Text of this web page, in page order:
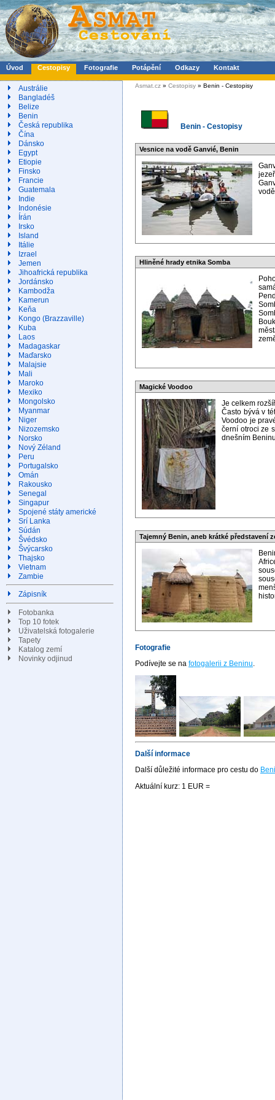
Úvod Cestopisy Fotografie Potápění Odkazy Kontakt
Austrálie
Bangladéš
Belize
Benin
Česká republika
Čína
Dánsko
Egypt
Etiopie
Finsko
Francie
Guatemala
Indie
Indonésie
Írán
Irsko
Island
Itálie
Izrael
Jemen
Jihoafrická republika
Jordánsko
Kambodža
Kamerun
Keňa
Kongo (Brazzaville)
Kuba
Laos
Madagaskar
Maďarsko
Malajsie
Mali
Maroko
Mexiko
Mongolsko
Myanmar
Niger
Nizozemsko
Norsko
Nový Zéland
Peru
Portugalsko
Omán
Rakousko
Senegal
Singapur
Spojené státy americké
Srí Lanka
Súdán
Švédsko
Švýcarsko
Thajsko
Vietnam
Zambie
Zápisník
Fotobanka
Top 10 fotek
Uživatelská fotogalerie
Tapety
Katalog zemí
Novinky odjinud
Asmat.cz » Cestopisy » Benin - Cestopisy
Benin - Cestopisy
Vesnice na vodě Ganvié, Benin
Hliněné hrady etnika Somba
Magické Voodoo
Je celkem
Často bývá v
Voodoo je
černí otroci ze
dnešním
Tajemný Benin, aneb krátké představení
Fotografie
Podívejte se na fotogalerii z Beninu.
Další informace
Další důležité informace pro cestu do
Aktuální kurz: 1 EUR =